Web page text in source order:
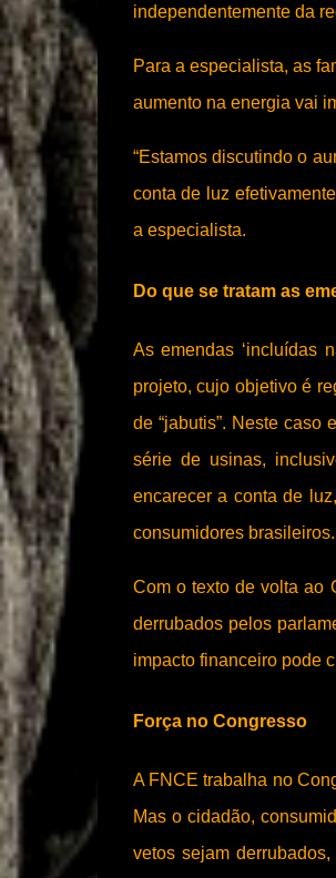
independentemente da
Para a especialista, as
aumento na energia vai
“Estamos discutindo o
conta de luz
a especialista.
Do que se tratam as
As emendas ‘incluídas
projeto, cujo objetivo é
de “jabutis”. Neste caso
série de usinas,
encarecer a conta de
consumidores brasileiros.
Com o texto de volta ao
derrubados pelos
impacto financeiro pode
Força no Congresso
A FNCE trabalha no
Mas o cidadão,
vetos sejam